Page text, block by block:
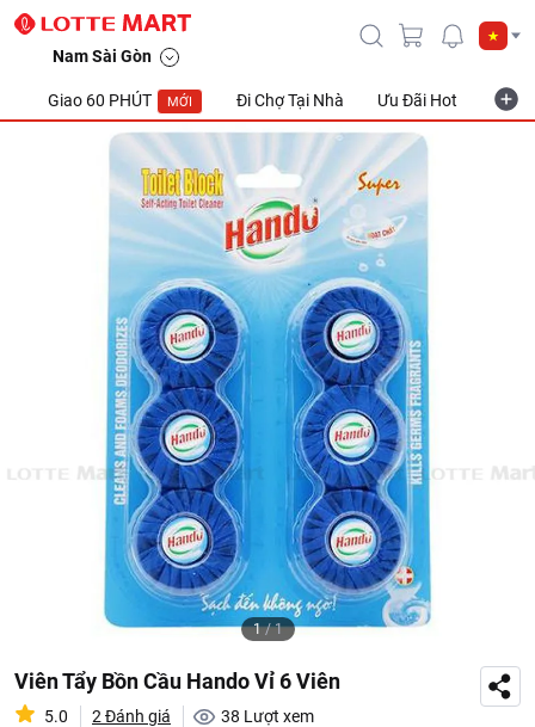
Nam Sài Gòn
Giao 60 PHÚT MỚI Đi Chợ Tại Nhà Ưu Đãi Hot
1/1
Viên Tẩy Bồn Cầu Hando Vỉ 6 Viên
5.0 2 Đánh giá 38 Lượt xem